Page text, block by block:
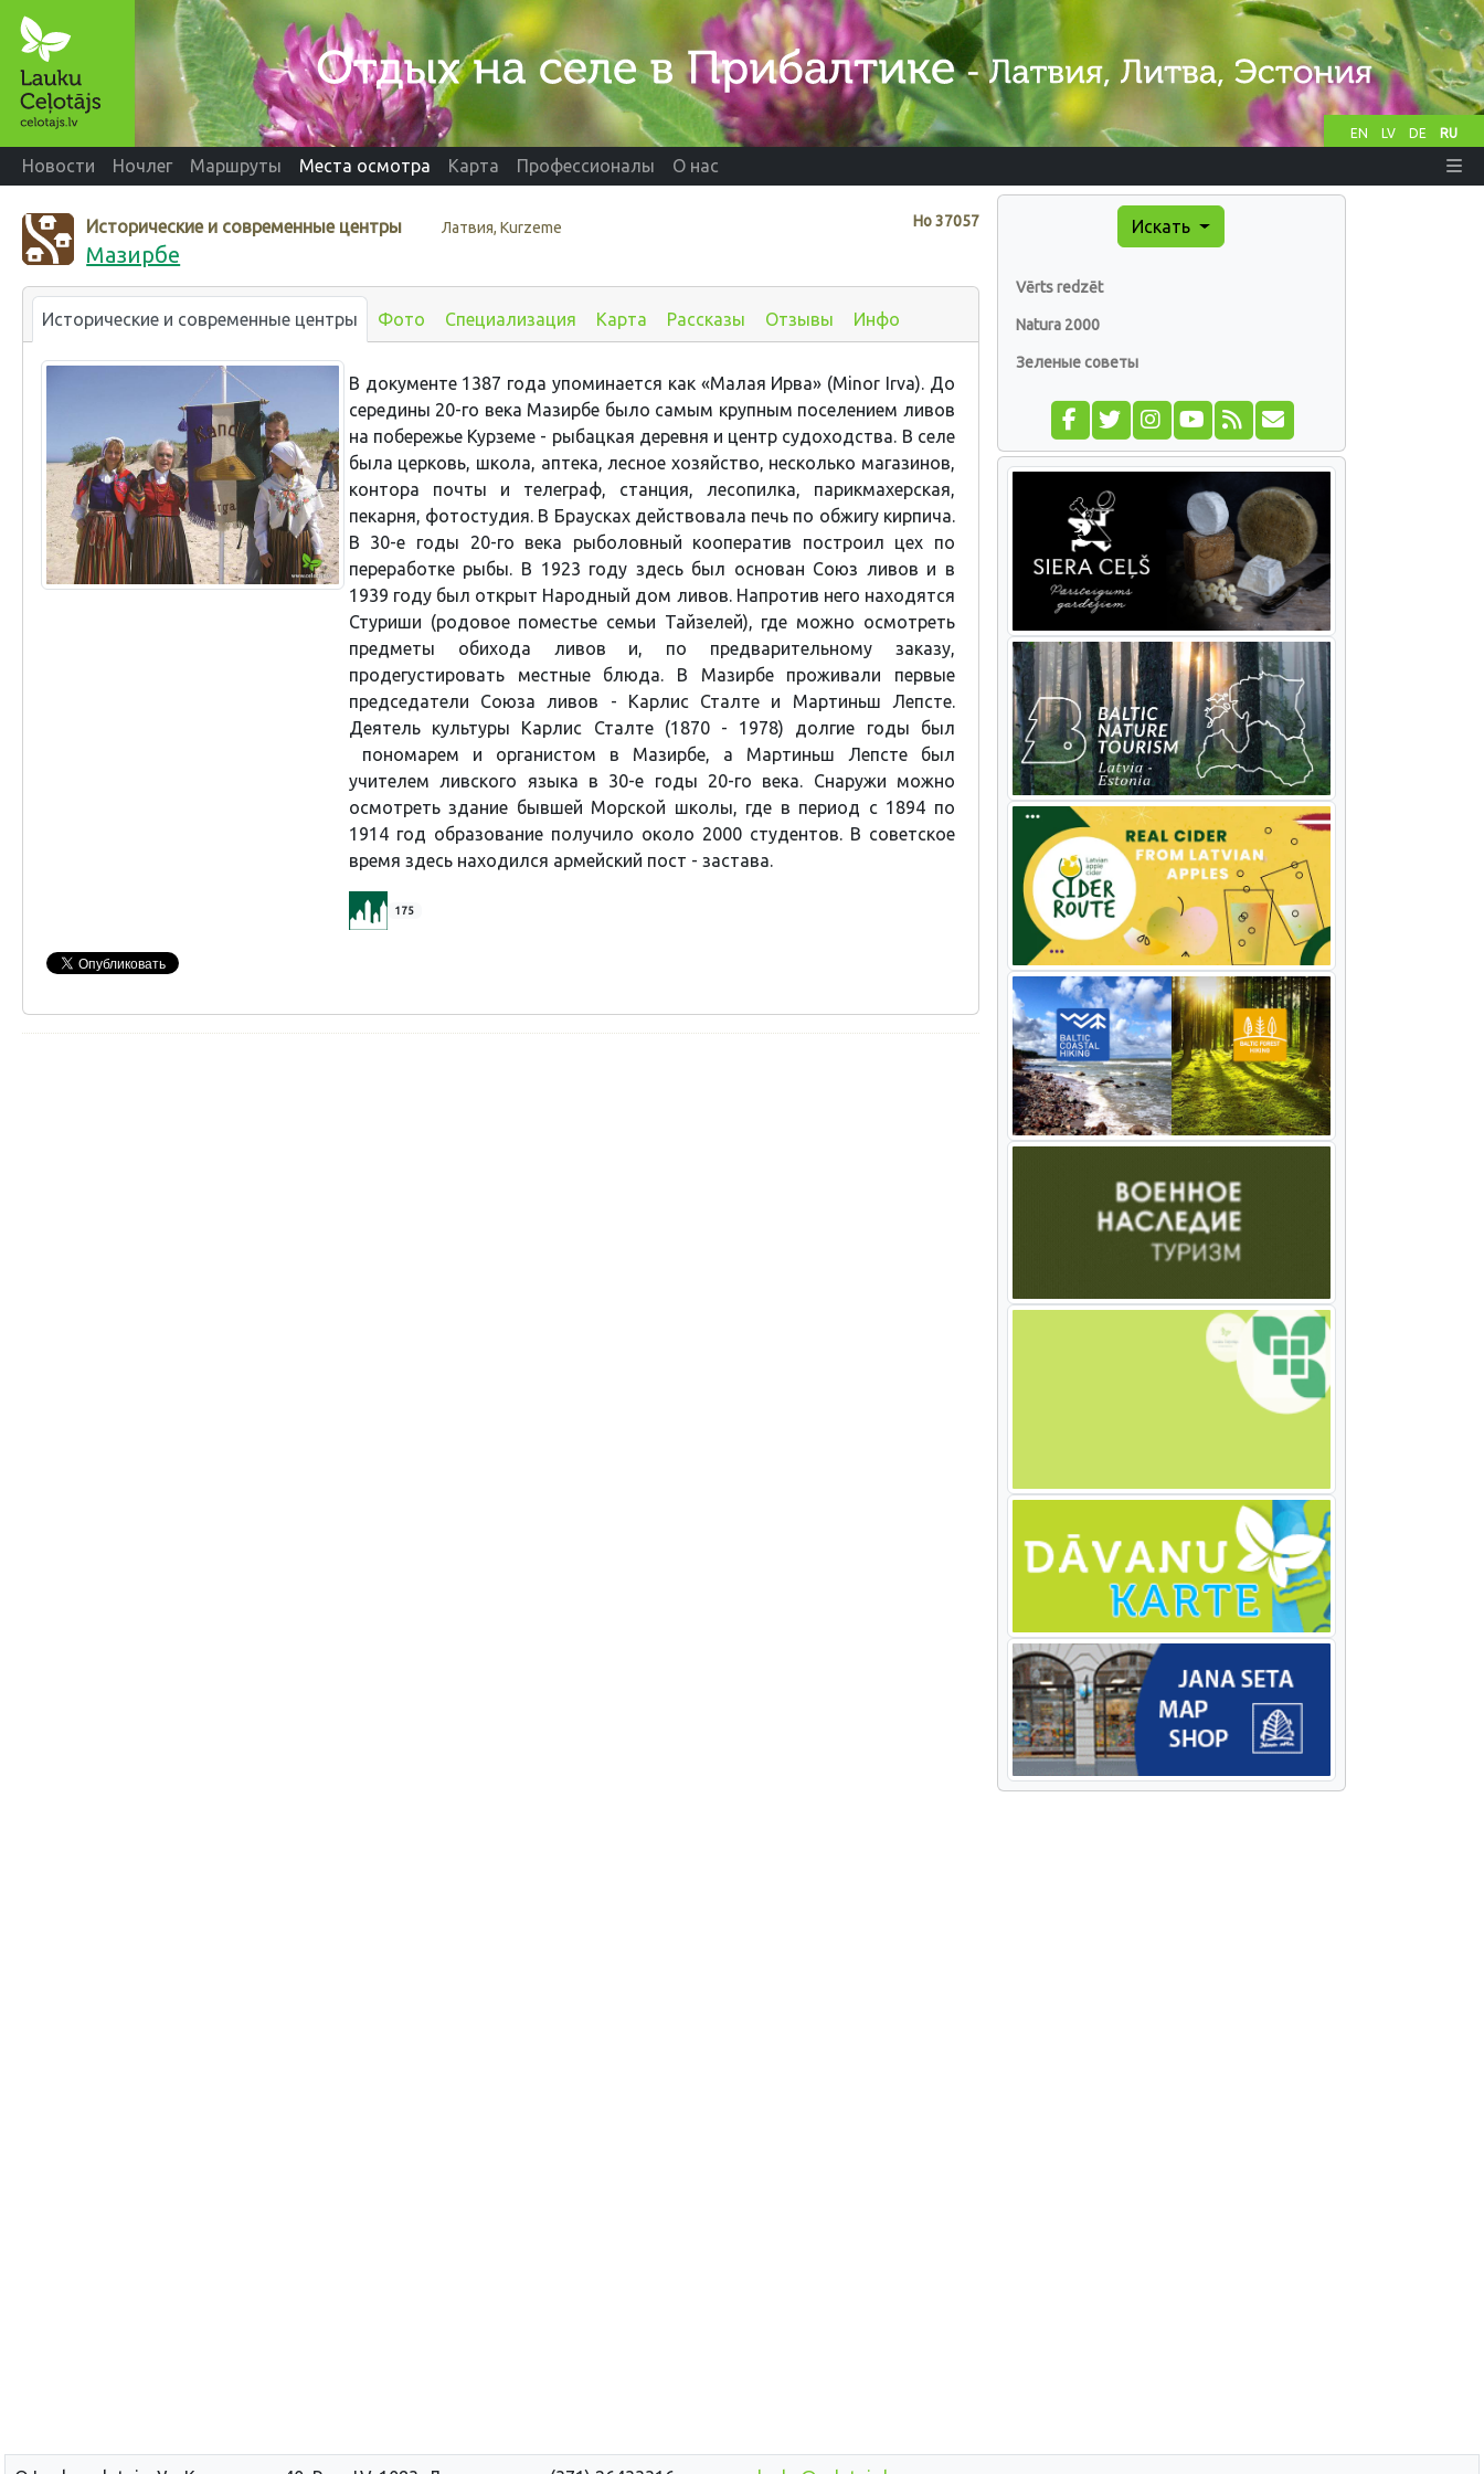
EN LV DE RU
Новости Ночлег Маршруты Места осмотра Карта Профессионалы О нас
Нo37057
Исторические и современные центры Латвия, Kurzeme
Мазирбе
Исторические и современные центры Фото Специализация Карта Рассказы Отзывы Инфо
В документе 1387 года упоминается как «Малая Ирва» (Minor Irva). До
середины 20-го века Мазирбе было самым крупным поселением ливов
на побережье Курземе - рыбацкая деревня и центр судоходства. В селе
была церковь, школа, аптека, лесное хозяйство, несколько магазинов,
контора почты и телеграф, станция, лесопилка, парикмахерская,
пекарня, фотостудия. В Браусках действовала печь по обжигу кирпича.
В 30-е годы 20-го века рыболовный кооператив построил цех по
переработке рыбы. В 1923 году здесь был основан Союз ливов и в
1939 году был открыт Народный дом ливов. Напротив него находятся
Стуриши (родовое поместье семьи Тайзелей), где можно осмотреть
предметы обихода ливов и, по предварительному заказу,
продегустировать местные блюда. В Мазирбе проживали первые
председатели Союза ливов - Карлис Сталте и Мартиньш Лепсте.
Деятель культуры Карлис Сталте (1870 - 1978) долгие годы был
пономарем и органистом в Мазирбе, а Мартиньш Лепсте был
учителем ливского языка в 30-е годы 20-го века. Снаружи можно
осмотреть здание бывшей Морской школы, где в период с 1894 по
1914 год образование получило около 2000 студентов. В советское
время здесь находился армейский пост - застава.
175
Искать
Vērts redzēt
Natura 2000
Зеленые советы